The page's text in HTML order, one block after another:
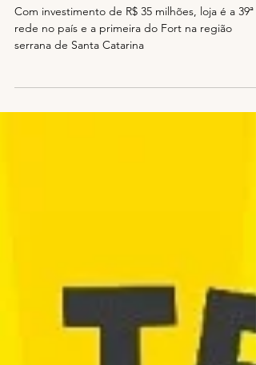
Atacadista nesta quarta-feira (20)
Com investimento de R$ 35 milhões, loja é a 39ª